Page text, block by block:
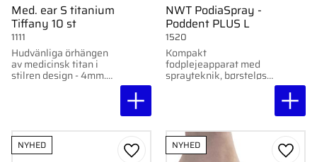
Med. ear S titanium
Tiffany 10 st
Hudvänliga örhängen
av medicinsk titan i
stilren design - 4mm.
10par per förpackning.
1111
NWT PodiaSpray -
Poddent PLUS L
Kompakt
fodplejeapparat med
sprayteknik, børsteløs
mikromotor og Poddent
fodpleje.
1520
NYHED NYHED